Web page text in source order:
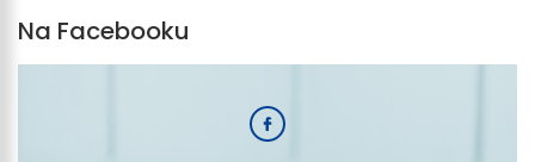
Na Facebooku